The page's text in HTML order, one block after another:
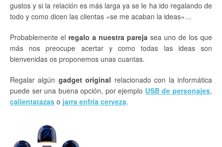
gustos y si la relación es más larga ya se le ha ido regalando de
todo y como dicen las clientas «se me acaban la ideas»…
Probablemente el regalo a nuestra pareja sea uno de los que
más nos preocupe acertar y como todas las ideas son
bienvenidas os proponemos unas cuantas.
Regalar algún gadget original relacionado con la informática
puede ser una buena opción, por ejemplo USB de personajes,
calientatazas o jarra enfría cerveza.